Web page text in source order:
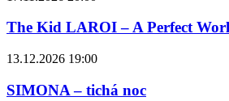
The Kid LAROI – A Perfect
13.12.2026 19:00
SIMONA – tichá noc